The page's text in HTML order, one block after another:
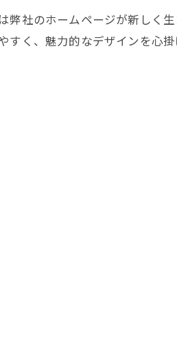
弊社のホームページが新しく
すく、魅力的なデザインを心